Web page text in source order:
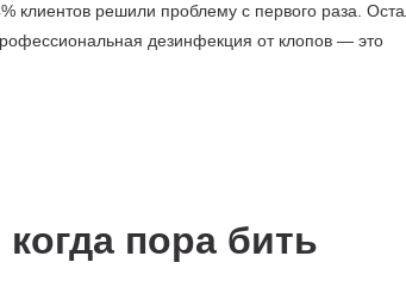
клиентов решили проблему с первого раза.
дезинфекция от клопов — это
пора бить